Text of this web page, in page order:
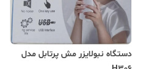
دستگاه نبولایزر مش پرتابل مدل